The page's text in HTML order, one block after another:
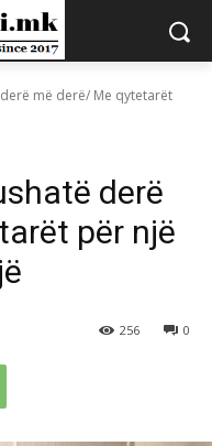
më derë/ Me qytetarët
derë
për një
0
256